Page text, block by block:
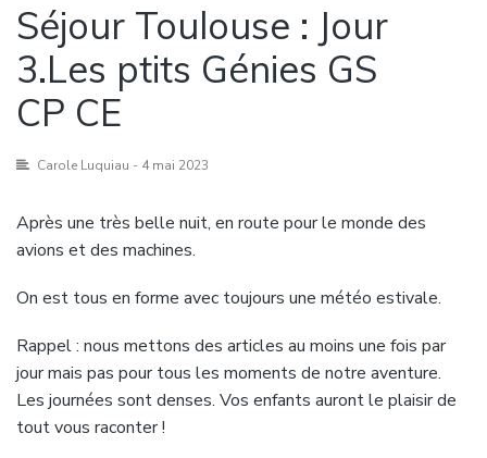
Séjour Toulouse : Jour
3.Les ptits Génies GS
CP CE
Carole Luquiau - 4 mai 2023
Après une très belle nuit, en route pour le monde des
avions et des machines.
On est tous en forme avec toujours une météo estivale.
Rappel : nous mettons des articles au moins une fois par
jour mais pas pour tous les moments de notre aventure.
Les journées sont denses. Vos enfants auront le plaisir de
tout vous raconter !